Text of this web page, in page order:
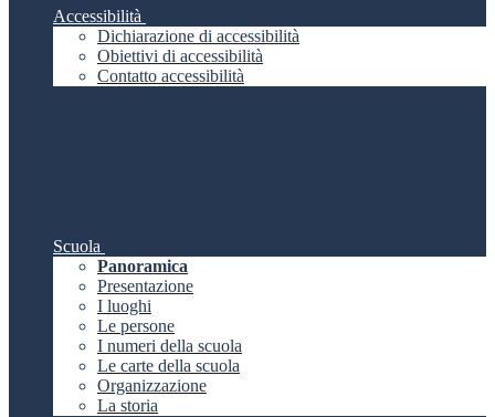
Accessibilità
Dichiarazione di accessibilità
Obiettivi di accessibilità
Contatto accessibilità
Scuola
Panoramica
Presentazione
I luoghi
Le persone
I numeri della scuola
Le carte della scuola
Organizzazione
La storia